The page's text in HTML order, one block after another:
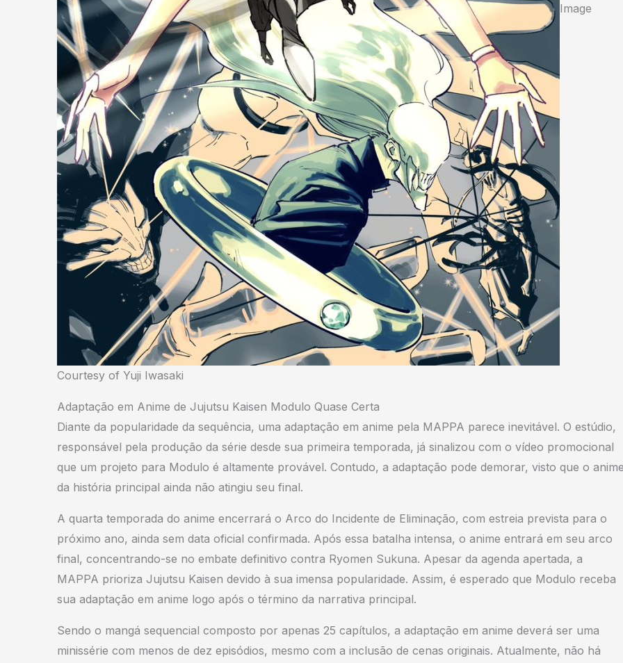
Image
Courtesy of Yuji Iwasaki
Adaptação em Anime de Jujutsu Kaisen Modulo Quase Certa
Diante da popularidade da sequência, uma adaptação em anime pela MAPPA parece inevitável. O estúdio,
responsável pela produção da série desde sua primeira temporada, já sinalizou com o vídeo promocional
que um projeto para Modulo é altamente provável. Contudo, a adaptação pode demorar, visto que o
da história principal ainda não atingiu seu final.
A quarta temporada do anime encerrará o Arco do Incidente de Eliminação, com estreia prevista para o
próximo ano, ainda sem data oficial confirmada. Após essa batalha intensa, o anime entrará em seu arco
final, concentrando-se no embate definitivo contra Ryomen Sukuna. Apesar da agenda apertada, a
MAPPA prioriza Jujutsu Kaisen devido à sua imensa popularidade. Assim, é esperado que Modulo receba
sua adaptação em anime logo após o término da narrativa principal.
Sendo o mangá sequencial composto por apenas 25 capítulos, a adaptação em anime deverá ser uma
minissérie com menos de dez episódios, mesmo com a inclusão de cenas originais. Atualmente, não há